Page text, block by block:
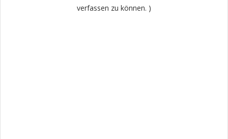
verfassen zu können. )